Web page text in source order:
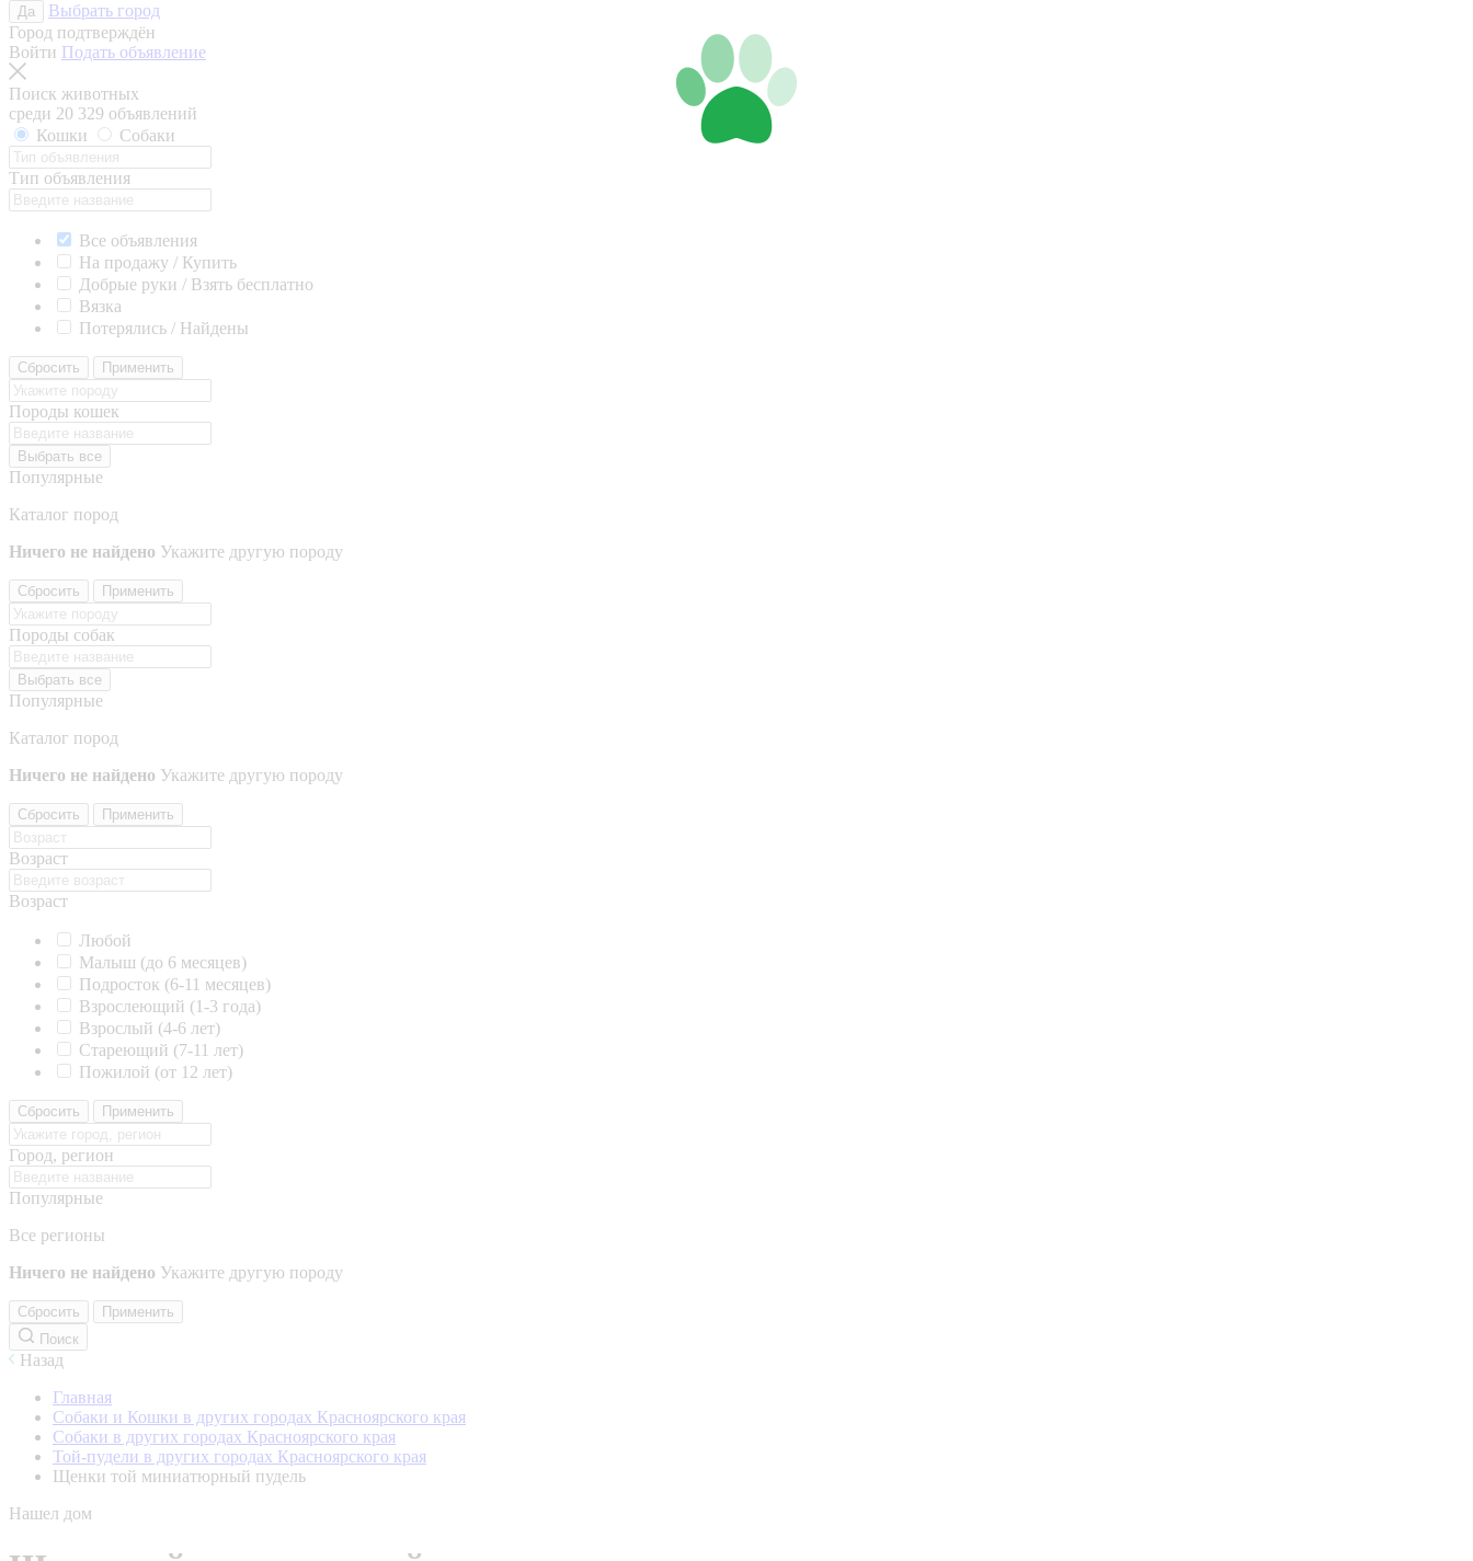
Да
Выбрать город
Город подтверждён
Войти Подать объявление
Поиск животных
среди 20 329 объявлений
Кошки
Собаки
Тип объявления
Все объявления
На продажу / Купить
Добрые руки / Взять бесплатно
Вязка
Потерялись / Найдены
Сбросить Применить
Породы кошек
Выбрать все
Популярные
Каталог пород
Ничего не найдено Укажите другую породу
Сбросить Применить
Породы собак
Выбрать все
Популярные
Каталог пород
Ничего не найдено Укажите другую породу
Сбросить Применить
Возраст
Возраст
Любой
Малыш (до 6 месяцев)
Подросток (6-11 месяцев)
Взрослеющий (1-3 года)
Взрослый (4-6 лет)
Стареющий (7-11 лет)
Пожилой (от 12 лет)
Сбросить Применить
Город, регион
Популярные
Все регионы
Ничего не найдено Укажите другую породу
Сбросить
Применить
Поиск
Назад
Главная
Собаки и Кошки в других городах Красноярского края
Собаки в других городах Красноярского края
Той-пудели в других городах Красноярского края
Щенки той миниатюрный пудель
Нашел дом